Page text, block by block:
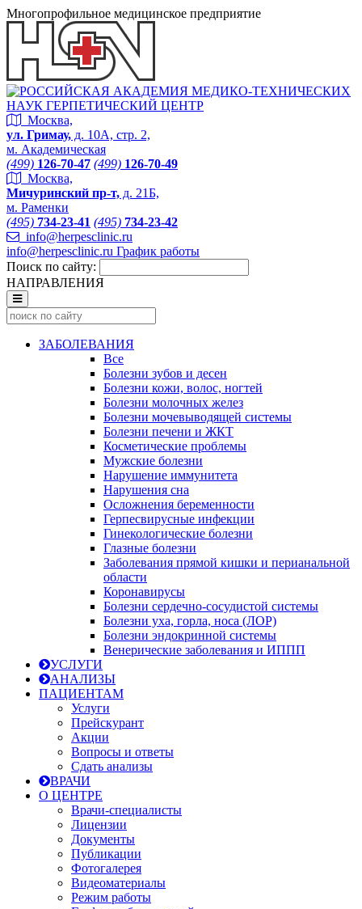
Многопрофильное медицинское предприятие
Москва,
ул. Гримау, д. 10А, стр. 2,
м. Академическая
(499) 126-70-47 (499) 126-70-49
Москва,
Мичуринский пр-т, д. 21Б,
м. Раменки
(495) 734-23-41 (495) 734-23-42
info@herpesclinic.ru
info@herpesclinic.ru График работы
Поиск по сайту:
НАПРАВЛЕНИЯ
ЗАБОЛЕВАНИЯ
Все
Болезни зубов и десен
Болезни кожи, волос, ногтей
Болезни молочных желез
Болезни мочевыводящей системы
Болезни печени и ЖКТ
Косметические проблемы
Мужские болезни
Нарушение иммунитета
Нарушения сна
Осложнения беременности
Герпесвирусные инфекции
Гинекологические болезни
Глазные болезни
Заболевания прямой кишки и перианальной
области
Коронавирусы
Болезни сердечно-сосудистой системы
Болезни уха, горла, носа (ЛОР)
Болезни эндокринной системы
Венерические заболевания и ИППП
УСЛУГИ
АНАЛИЗЫ
ПАЦИЕНТАМ
Услуги
Прейскурант
Акции
Вопросы и ответы
Сдать анализы
ВРАЧИ
О ЦЕНТРЕ
Врачи-специалисты
Лицензии
Документы
Публикации
Фотогалерея
Видеоматериалы
Режим работы